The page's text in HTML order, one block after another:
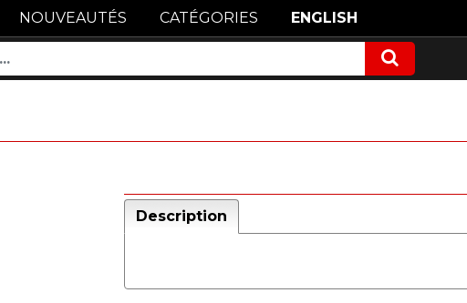
NOUVEAUTÉS CATÉGORIES ENGLISH
Description